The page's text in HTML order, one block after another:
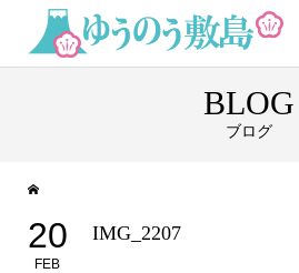
BLOG
ブログ
20
FEB
IMG_2207